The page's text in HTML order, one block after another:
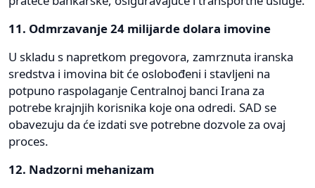
11. Odmrzavanje 24 milijarde dolara imovine
U skladu s napretkom pregovora, zamrznuta iranska
sredstva i imovina bit će oslobođeni i stavljeni na
potpuno raspolaganje Centralnoj banci Irana za
potrebe krajnjih korisnika koje ona odredi. SAD se
obavezuju da će izdati sve potrebne dozvole za ovaj
proces.
12. Nadzorni mehanizam